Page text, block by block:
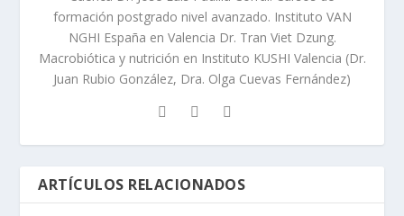
formación postgrado nivel avanzado. Instituto VAN
NGHI España en Valencia Dr. Tran Viet Dzung.
Macrobiótica y nutrición en Instituto KUSHI Valencia (Dr.
Juan Rubio González, Dra. Olga Cuevas Fernández)
ARTÍCULOS RELACIONADOS